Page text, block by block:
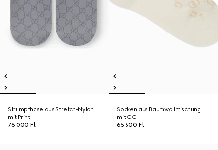
Strumpfhose aus Stretch-Nylon
mit Print
76 000 Ft
Socken aus Baumwollmischung
mit GG
65 500 Ft